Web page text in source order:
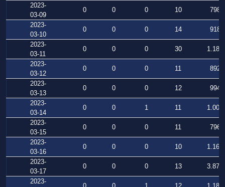
2023-
03-09
0 0 0 10
798
2023-
03-10
0 0 0 14
918
2023-
03-11
0 0 0 30
1.181
2023-
03-12
0 0 0 11
892
2023-
03-13
0 0 0 12
994
2023-
03-14
0 0 1 11
1.007
2023-
03-15
0 0 0 11
796
2023-
03-16
0 0 0 10
1.164
2023-
03-17
0 0 0 13
3.871
2023-